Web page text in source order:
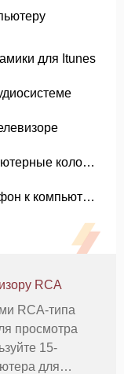
для Itunes
Как подключить Номера Компьютерные колонки к компьютеру
Как подключить видеомагнитофон к компьютерные колонки
RCA
RCA-типа
просмотра
15-
для